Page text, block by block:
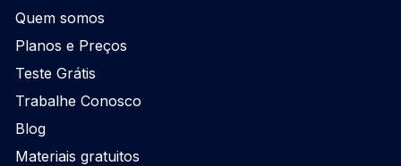
Quem somos
Planos e Preços
Teste Grátis
Trabalhe Conosco
Blog
Materiais gratuitos